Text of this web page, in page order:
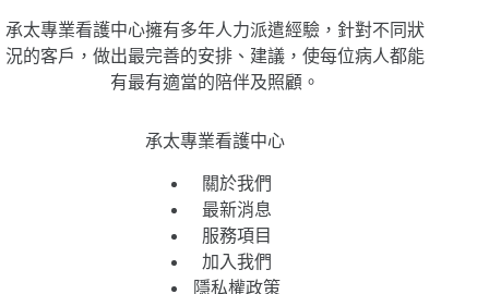
承太專業看護中心擁有多年人力派遣經驗，針對不同狀
況的客戶，做出最完善的安排、建議，使每位病人都能
有最有適當的陪伴及照顧。
承太專業看護中心
關於我們
最新消息
服務項目
加入我們
隱私權政策